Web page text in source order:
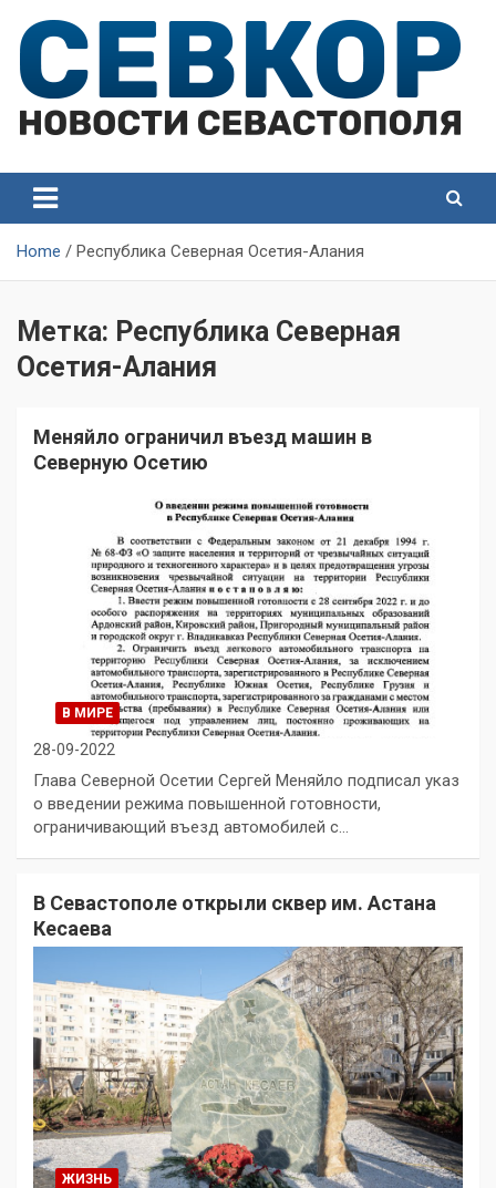
content
Севастополя
Севастополя
Home Республика Северная Осетия-Алания
Метка: Республика Северная
Осетия-Алания
Меняйло ограничил въезд машин в
Северную Осетию
В МИРЕ
28-09-2022
Глава Северной Осетии Сергей Меняйло подписал указ
о введении режима повышенной готовности,
ограничивающий въезд автомобилей с…
В Севастополе открыли сквер им. Астана
Кесаева
ЖИЗНЬ